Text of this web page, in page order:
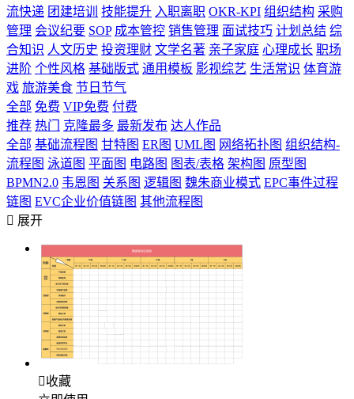
流快递 团建培训 技能提升 入职离职 OKR-KPI 组织结构 采购
管理 会议纪要 SOP 成本管控 销售管理 面试技巧 计划总结 综
合知识 人文历史 投资理财 文学名著 亲子家庭 心理成长 职场
进阶 个性风格 基础版式 通用模板 影视综艺 生活常识 体育游
戏 旅游美食 节日节气
全部 免费 VIP免费 付费
推荐 热门 克隆最多 最新发布 达人作品
全部 基础流程图 甘特图 ER图 UML图 网络拓扑图 组织结构-
流程图 泳道图 平面图 电路图 图表/表格 架构图 原型图
BPMN2.0 韦恩图 关系图 逻辑图 魏朱商业模式 EPC事件过程
链图 EVC企业价值链图 其他流程图
 展开
收藏